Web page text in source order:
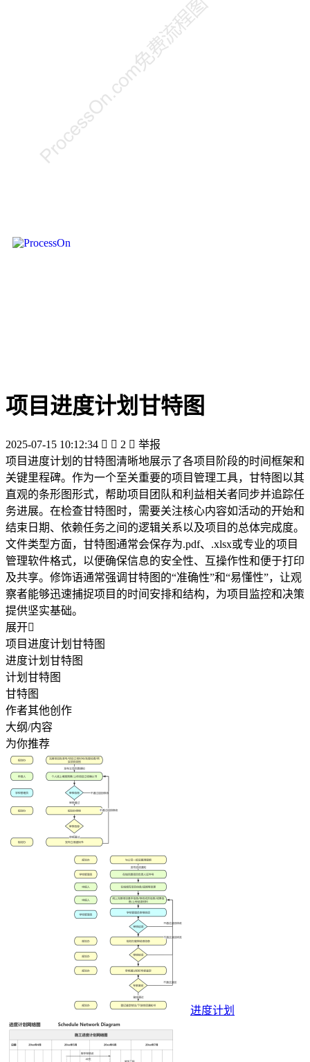
项目进度计划甘特图
2025-07-15 10:12:34   2  举报
项目进度计划的甘特图清晰地展示了各项目阶段的时间框架和
关键里程碑。作为一个至关重要的项目管理工具，甘特图以其
直观的条形图形式，帮助项目团队和利益相关者同步并追踪任
务进展。在检查甘特图时，需要关注核心内容如活动的开始和
结束日期、依赖任务之间的逻辑关系以及项目的总体完成度。
文件类型方面，甘特图通常会保存为.pdf、.xlsx或专业的项目
管理软件格式，以便确保信息的安全性、互操作性和便于打印
及共享。修饰语通常强调甘特图的“准确性”和“易懂性”，让观
察者能够迅速捕捉项目的时间安排和结构，为项目监控和决策
提供坚实基础。
展开
项目进度计划甘特图
进度计划甘特图
计划甘特图
甘特图
作者其他创作
大纲/内容
为你推荐
进度计划